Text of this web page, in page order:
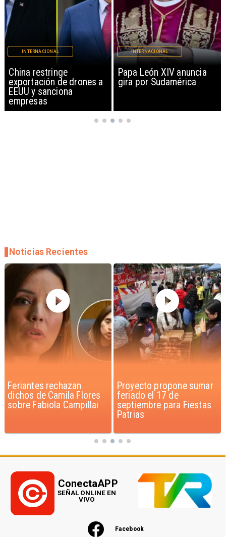
China restringe
exportación de drones a
EEUU y sanciona
empresas
INTERNACIONAL
Papa León XIV anuncia
gira por Sudamérica
INTERNACIONAL
Feriantes rechazan
dichos de Camila Flores
sobre Fabiola Campillai
Proyecto propone sumar
feriado el 17 de
septiembre para Fiestas
Patrias
Noticias Recientes
Facebook
ConectaAPP
SEÑAL ONLINE EN
VIVO